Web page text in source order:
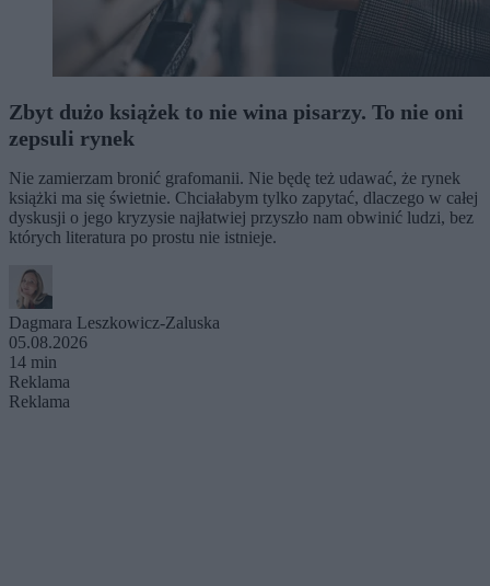
Zbyt dużo książek to nie wina pisarzy. To nie oni
zepsuli rynek
Nie zamierzam bronić grafomanii. Nie będę też udawać, że rynek
książki ma się świetnie. Chciałabym tylko zapytać, dlaczego w całej
dyskusji o jego kryzysie najłatwiej przyszło nam obwinić ludzi, bez
których literatura po prostu nie istnieje.
Dagmara Leszkowicz-Zaluska
05.08.2026
14 min
Reklama
Reklama